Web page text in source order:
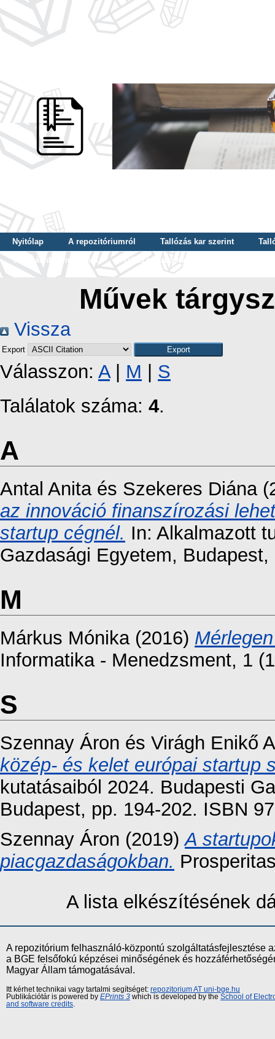
Nyitólap A repozitóriumról Tallózás kar szerint
Tallózás dátum szerint
Tallózás tudományterület szerint
Művek
Vissza
Export
Válasszon: A| M
S
Találatok száma: 4.
A
Antal Anitaés Szekeres Diána
az innováció finanszírozási
startup cégnél. In: Alkalmazott
Gazdasági Egyetem,
M
Márkus Mónika(2016)
Informatika - Menedzsment, 1
S
Szennay Áron és Virágh Enikő
közép- és kelet európai startup
kutatásaiból 2024. Budapesti
Budapest, pp. 194-202. ISBN
Szennay Áron (2019)A
piacgazdaságokban.
A lista elkészítésének
A repozitórium felhasználó-központú szolgáltatásfejlesztése
a BGE felsőfokú képzései minőségének és
Magyar Állam támogatásával.
Itt kérhet technikai vagy tartalmi segítséget: repozitorium AT uni-bge.hu
Publikációtár is powered by EPrints 3 which is developed by the School of
and software credits